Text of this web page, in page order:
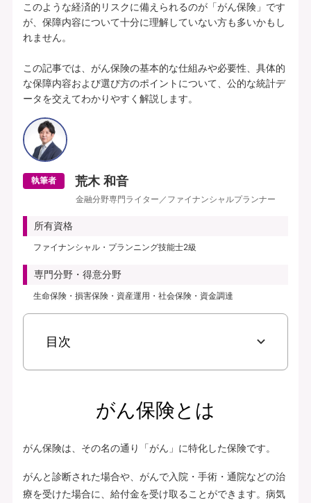
各特定疾病それぞれ、初回のお支払金額を
上乗せしてお支払いすることができます。
【特定３疾病Bプラン(25)】特定３疾病保障型(Ⅰ型) | 基本給付金額：50万円 |
初回上乗せ基本給付金額：0円 | 特定３疾病保険料払込免除特約(25)(Ⅰ型) ：付
加 | 保険期間：終身 | 保険料払込期間：終身 | 募集文書番号：HP-M353-772-
26019317(2025.12.16)
無料で相談予約
このような経済的リスクに備えられるのが「がん保険」です
が、保障内容について十分に理解していない方も多いかもし
れません。
この記事では、がん保険の基本的な仕組みや必要性、具体的
な保障内容および選び方のポイントについて、公的な統計デ
ータを交えてわかりやすく解説します。
執筆者 荒木 和音
金融分野専門ライター／ファイナンシャルプランナー
所有資格
ファイナンシャル・プランニング技能士2級
専門分野・得意分野
生命保険・損害保険・資産運用・社会保険・資金調達
目次
がん保険とは
がん保険は、その名の通り「がん」に特化した保険です。
がんと診断された場合や、がんで入院・手術・通院などの治
療を受けた場合に、給付金を受け取ることができます。病気